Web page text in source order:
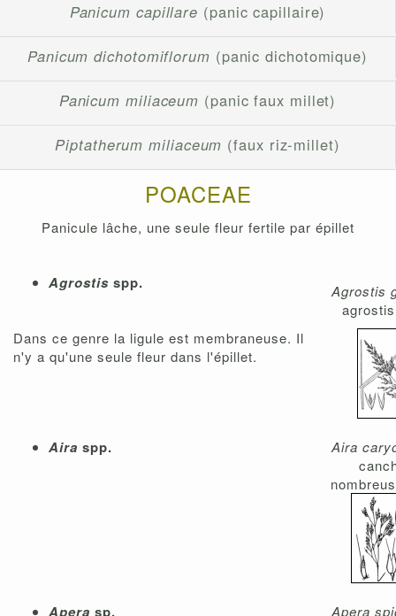
Panicum capillare (panic capillaire)
Panicum dichotomiflorum (panic dichotomique)
Panicum miliaceum (panic faux millet)
Piptatherum miliaceum (faux riz-millet)
POACEAE
Panicule lâche, une seule fleur fertile par épillet
Agrostis spp.
Agrostis
Dans ce genre la ligule est membraneuse. Il
n'y a qu'une seule fleur dans l'épillet.
Aira spp.
Aira
Apera sp.
Apera